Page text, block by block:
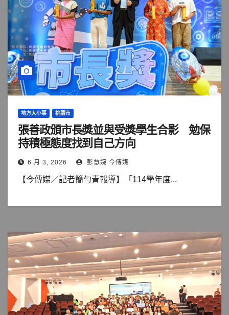
地方大小事 桃園市
張善政頒市長獎並與受獎學生合影 勉保
持積極態度找到自己方向
6 月 3, 2026 彭慧婉 今傳媒
【今傳媒／記者簡勻青報導】「114學年度...